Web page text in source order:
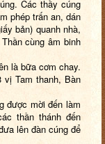
Các thầy cúng
phép trấn an, dán
bản) quanh nhà,
cùng âm binh
là bữa cơm chay.
Tam thanh, Bàn
được mời đến làm
thần thánh đến
lên đàn cúng để